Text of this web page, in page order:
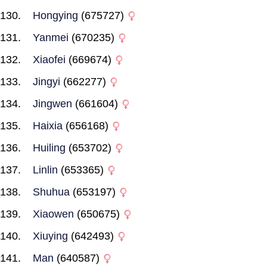
Hongying (675727)
Yanmei (670235)
Xiaofei (669674)
Jingyi (662277)
Jingwen (661604)
Haixia (656168)
Huiling (653702)
Linlin (653365)
Shuhua (653197)
Xiaowen (650675)
Xiuying (642493)
Man (640587)